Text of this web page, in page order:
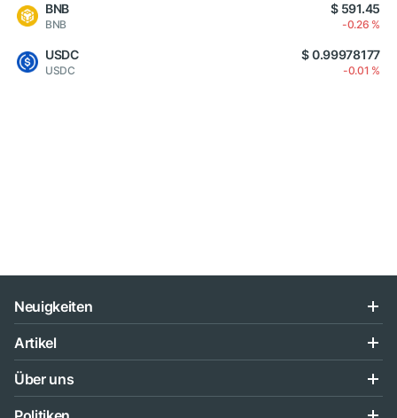
BNB
BNB
$ 591.45
-0.26 %
USDC
USDC
$ 0.99978177
-0.01 %
Neuigkeiten
Artikel
Über uns